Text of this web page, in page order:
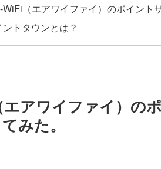
（エアワイファイ）のポイント
トタウンとは？
アワイファイ）の
みた。